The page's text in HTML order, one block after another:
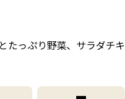
たっぷり野菜、サラダチキ